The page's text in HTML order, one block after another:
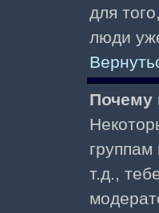
для
люди
Почему
т.д.,